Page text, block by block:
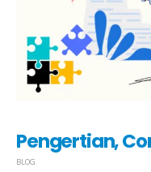
Pengertian,
BLOG